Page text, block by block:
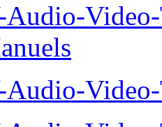
Audio-
Audio-